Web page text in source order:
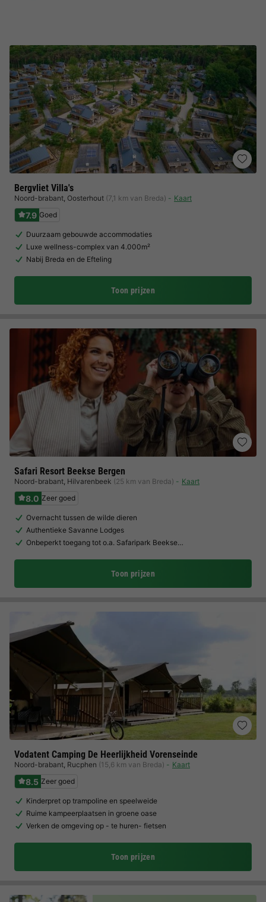
Bergvliet Villa's
Noord-brabant, Oosterhout (7,1 km van Breda) Kaart
7.9 Goed
Duurzaam gebouwde accommodaties
Luxe wellness-complex van 4.000m²
Nabij Breda en de Efteling
Toon prijzen
Safari Resort Beekse Bergen
Noord-brabant, Hilvarenbeek (25 km van Breda) Kaart
8.0 Zeer goed
Overnacht tussen de wilde dieren
Authentieke Savanne Lodges
Onbeperkt toegang tot o.a. Safaripark Beekse…
Toon prijzen
Vodatent Camping De Heerlijkheid Vorenseinde
Noord-brabant, Rucphen (15,6 km van Breda) Kaart
8.5 Zeer goed
Kinderpret op trampoline en speelweide
Ruime kampeerplaatsen in groene oase
Verken de omgeving op - te huren- fietsen
Toon prijzen